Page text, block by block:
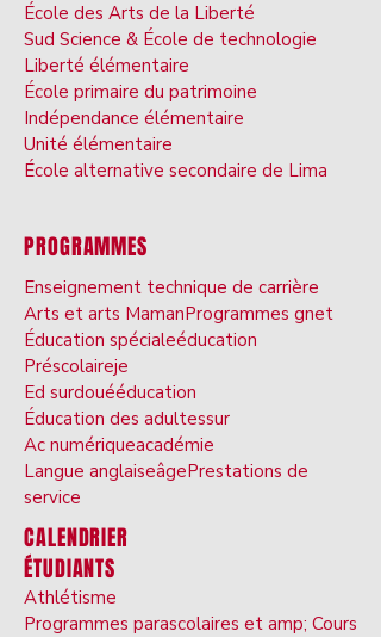
École des Arts de la Liberté
Sud Science & École de technologie
Liberté élémentaire
École primaire du patrimoine
Indépendance élémentaire
Unité élémentaire
École alternative secondaire de Lima
PROGRAMMES
Enseignement technique de carrière
Arts et arts MamanProgrammes gnet
Éducation spécialeéducation
Préscolaireje
Ed surdouééducation
Éducation des adultessur
Ac numériqueacadémie
Langue anglaiseâgePrestations de
service
CALENDRIER
ÉTUDIANTS
Athlétisme
Programmes parascolaires et amp; Cours